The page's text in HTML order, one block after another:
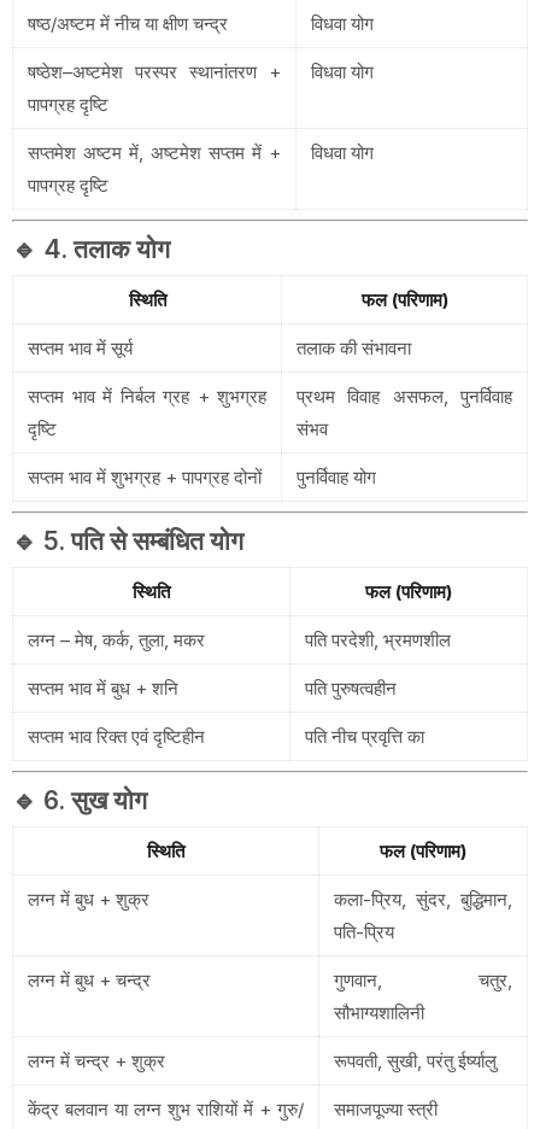
षष्ठ/अष्टम में नीच या क्षीण चन्द्र विधवा योग
षष्ठेश–अष्टमेश परस्पर स्थानांतरण +
पापग्रह दृष्टि
विधवा योग
सप्तमेश अष्टम में, अष्टमेश सप्तम में +
पापग्रह दृष्टि
विधवा योग
🔹 4. तलाक योग
स्थिति फल (परिणाम)
सप्तम भाव में सूर्य तलाक की संभावना
सप्तम भाव में निर्बल ग्रह + शुभग्रह
दृष्टि
प्रथम विवाह असफल, पुनर्विवाह
संभव
सप्तम भाव में शुभग्रह + पापग्रह दोनों पुनर्विवाह योग
🔹 5. पति से सम्बंधित योग
स्थिति फल (परिणाम)
लग्न – मेष, कर्क, तुला, मकर पति परदेशी, भ्रमणशील
सप्तम भाव में बुध + शनि पति पुरुषत्वहीन
सप्तम भाव रिक्त एवं दृष्टिहीन पति नीच प्रवृत्ति का
🔹 6. सुख योग
स्थिति फल (परिणाम)
लग्न में बुध + शुक्र
कला-प्रिय, सुंदर, बुद्धिमान,
पति-प्रिय
लग्न में बुध + चन्द्र
गुणवान, चतुर,
सौभाग्यशालिनी
लग्न में चन्द्र + शुक्र रूपवती, सुखी, परंतु ईर्ष्यालु
केंद्र बलवान या लग्न शुभ राशियों में + गुरु/
समाजपूज्या स्त्री